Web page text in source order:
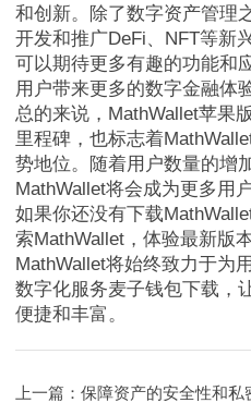
和创新。除了数字资产管理
开发和推广DeFi、NFT等新
可以期待更多有趣的功能和
用户带来更多的数字金融体验
总的来说，MathWallet苹果
里程碑，也标志着
势地位。随着用户数量的增
MathWallet将会成为更多用
如果你还没有下载
索MathWallet，体验最新版
MathWallet将始终致力于为
数字化服务麦子钱包下载，
便捷和丰富。
上一篇： 保障资产的安全性和私